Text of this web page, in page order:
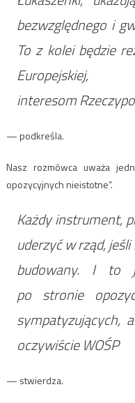
bezwzględnego i
To z kolei będzie
interesom
— podkreśla.
Nasz rozmówca uważa
opozycyjnych nieistotne”.
Każdy instrument,
uderzyć w rząd,
budowany. I to
po stronie
sympatyzujących,
oczywiście WOŚP
— stwierdza.